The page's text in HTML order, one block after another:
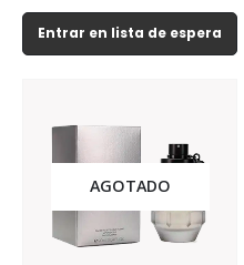
Entrar en lista de espera
AGOTADO